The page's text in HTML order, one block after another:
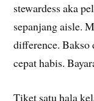
stewardess aka
sepanjang aisle.
difference. Bakso
cepat habis.
Tiket satu hala